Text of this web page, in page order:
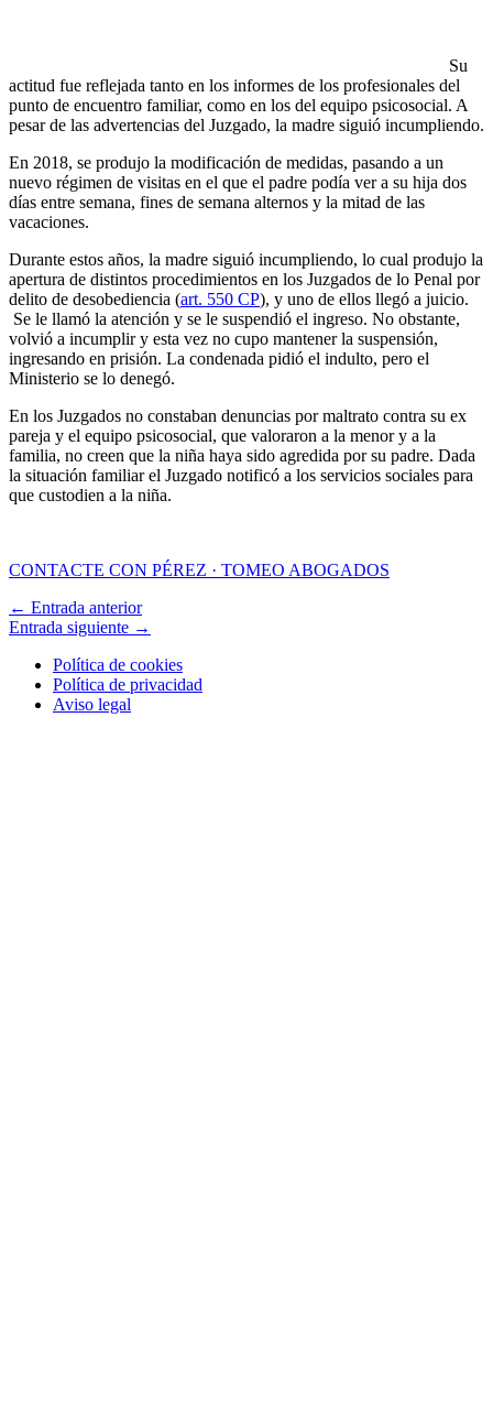
Su
actitud fue reflejada tanto en los informes de los profesionales del
punto de encuentro familiar, como en los del equipo psicosocial. A
pesar de las advertencias del Juzgado, la madre siguió incumpliendo.
En 2018, se produjo la modificación de medidas, pasando a un
nuevo régimen de visitas en el que el padre podía ver a su hija dos
días entre semana, fines de semana alternos y la mitad de las
vacaciones.
Durante estos años, la madre siguió incumpliendo, lo cual produjo la
apertura de distintos procedimientos en los Juzgados de lo Penal por
delito de desobediencia (art. 550 CP), y uno de ellos llegó a juicio.
Se le llamó la atención y se le suspendió el ingreso. No obstante,
volvió a incumplir y esta vez no cupo mantener la suspensión,
ingresando en prisión. La condenada pidió el indulto, pero el
Ministerio se lo denegó.
En los Juzgados no constaban denuncias por maltrato contra su ex
pareja y el equipo psicosocial, que valoraron a la menor y a la
familia, no creen que la niña haya sido agredida por su padre. Dada
la situación familiar el Juzgado notificó a los servicios sociales para
que custodien a la niña.
CONTACTE CON PÉREZ · TOMEO ABOGADOS
← Entrada anterior
Entrada siguiente →
Política de cookies
Política de privacidad
Aviso legal